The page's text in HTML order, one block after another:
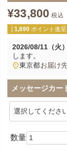
¥33,800 税込
[ 1,690 ポイント進呈
2026/08/11（火）
します。
東京都お届け
メッセージカー